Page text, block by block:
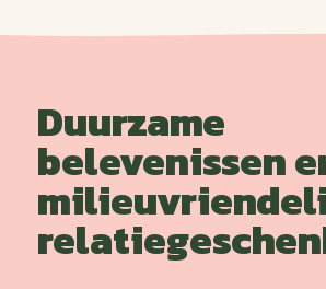
Duurzame
belevenissen